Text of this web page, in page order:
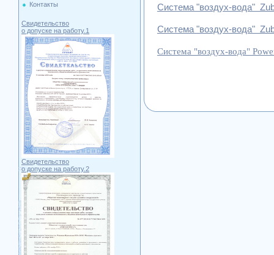
Контакты
Свидетельство
о допуске на работу.1
Свидетельство
о допуске на работу.2
Система "воздух-вода"
Система "воздух-вода"
Система "воздух-вода"